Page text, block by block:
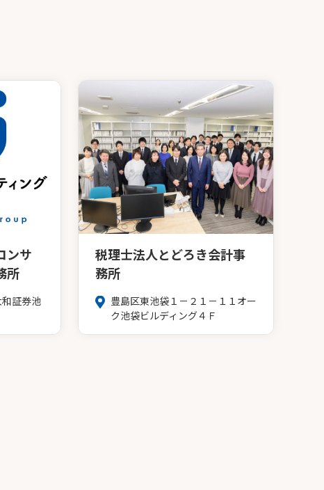
ンサ
所
証券池
税理士法人とどろき会計事
務所
豊島区東池袋１－２１－１１オー
ク池袋ビルディング４Ｆ